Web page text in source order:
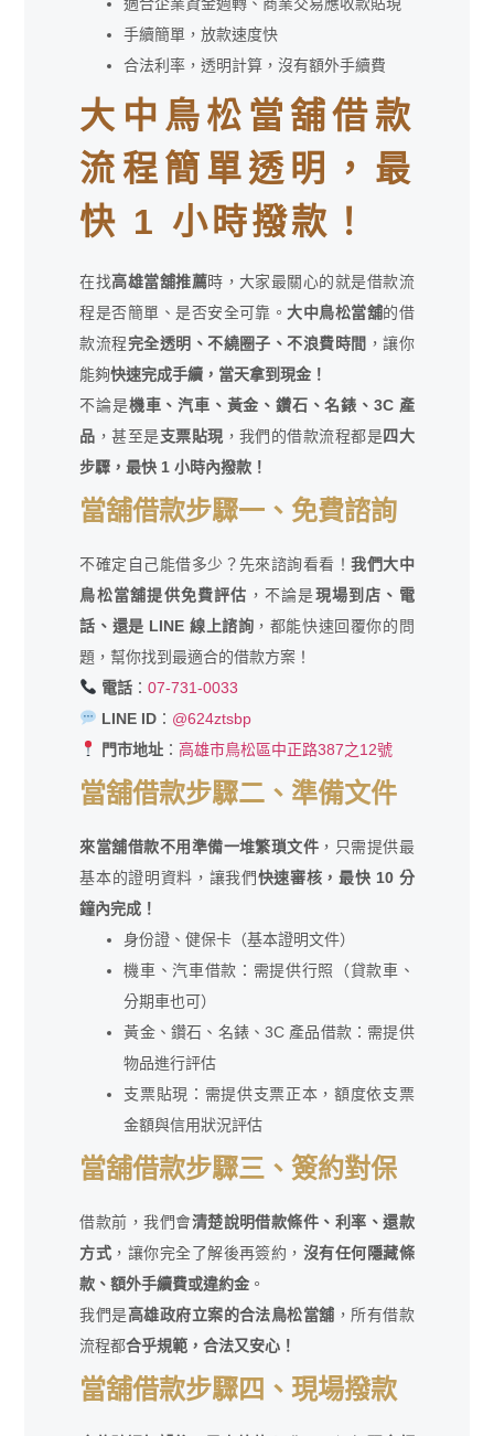
手續簡單，放款速度快
合法利率，透明計算，沒有額外手續費
大中鳥松當舖借款
流程簡單透明，最
快 1 小時撥款！
在找高雄當舖推薦時，大家最關心的就是借款流
程是否簡單、是否安全可靠。 大中鳥松當舖的借
款流程完全透明、不繞圈子、不浪費時間 ，讓你
能夠快速完成手續，當天拿到現金！
不論是機車、汽車、黃金、鑽石、名錶、3C 產
品 ，甚至是支票貼現 ，我們的借款流程都是四大
步驟，最快 1 小時內撥款！
當舖借款步驟一、免費諮詢
不確定自己能借多少？先來諮詢看看！我們大中
鳥松當舖提供免費評估 ，不論是現場到店、電
話、還是 LINE 線上諮詢 ，都能快速回覆你的問
題，幫你找到最適合的借款方案！
電話 ：07-731-0033
LINE ID ： @624ztsbp
門市地址 ：高雄市鳥松區中正路387之12號
當舖借款步驟二、準備文件
來當舖借款不用準備一堆繁瑣文件 ，只需提供最
基本的證明資料，讓我們快速審核，最快 10 分
鐘內完成！
身份證、健保卡（基本證明文件）
機車、汽車借款：需提供行照（貸款車、
分期車也可）
黃金、鑽石、名錶、3C 產品借款：需提供
物品進行評估
支票貼現：需提供支票正本，額度依支票
金額與信用狀況評估
當舖借款步驟三、簽約對保
借款前，我們會清楚說明借款條件、利率、還款
方式 ，讓你完全了解後再簽約， 沒有任何隱藏條
款、額外手續費或違約金 。
我們是高雄政府立案的合法鳥松當舖 ，所有借款
流程都合乎規範，合法又安心！
當舖借款步驟四、現場撥款